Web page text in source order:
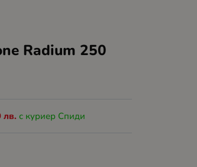
Radium 250
лв. с куриер Спиди